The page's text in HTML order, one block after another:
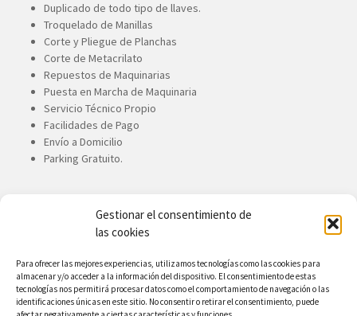
Gestionar el consentimiento de
las cookies
Para ofrecer las mejores experiencias, utilizamos tecnologías como las cookies para
almacenar y/o acceder a la información del dispositivo. El consentimiento de estas
tecnologías nos permitirá procesar datos como el comportamiento de navegación o las
identificaciones únicas en este sitio. No consentir o retirar el consentimiento, puede
Duplicado de todo tipo de llaves.
Troquelado de Manillas
Corte y Pliegue de Planchas
Corte de Metacrilato
Repuestos de Maquinarias
Puesta en Marcha de Maquinaria
Servicio Técnico Propio
Facilidades de Pago
Envío a Domicilio
Parking Gratuito.
CONTACTE CON NOSOTROS
Ronandez, S.A.
Avda. de Canarias, 167. 35110.
Vecindario. Gran Canaria